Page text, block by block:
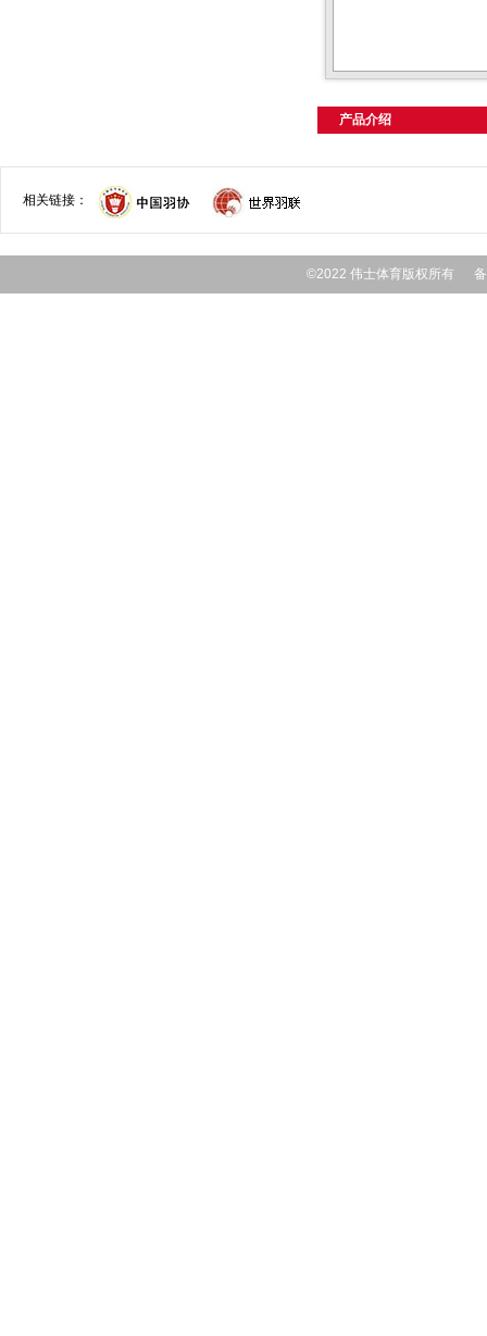
产品介绍
相关链接：
©2022 伟士体育版权所有 备